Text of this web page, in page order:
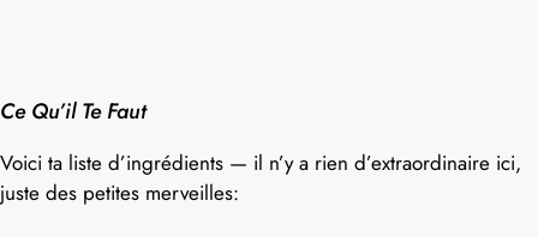
Ce Qu’il Te Faut
Voici ta liste d’ingrédients — il n’y a rien d’extraordinaire ici,
juste des petites merveilles: